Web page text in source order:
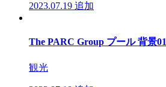
2023.07.19 追加
The PARC Group プール 背景01
観光